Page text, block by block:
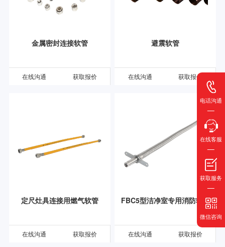
金属密封连接软管
在线沟通 获取报价
避震软管
在线沟通 获取报价
定尺灶具连接用燃气软管
在线沟通 获取报价
FBC5型洁净室专用消防软管
在线沟通 获取报价
电话沟通
在线客服
获取服务
微信咨询